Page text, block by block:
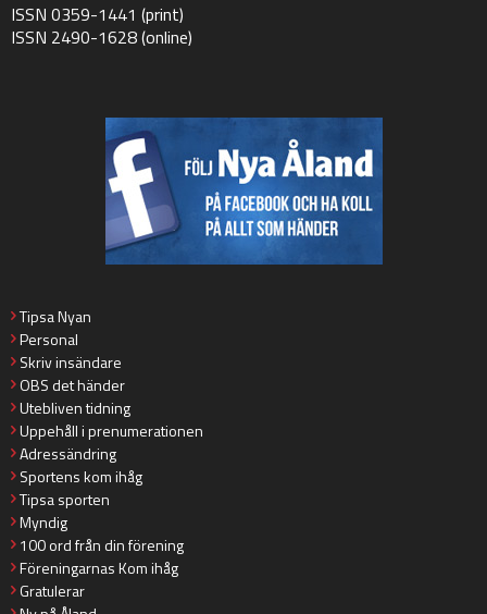
ISSN 0359-1441 (print)
ISSN 2490-1628 (online)
Tipsa Nyan
Personal
Skriv insändare
OBS det händer
Utebliven tidning
Uppehåll i prenumerationen
Adressändring
Sportens kom ihåg
Tipsa sporten
Myndig
100 ord från din förening
Föreningarnas Kom ihåg
Gratulerar